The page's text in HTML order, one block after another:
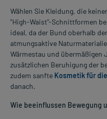
Wählen Sie Kleidung, die
"High-Waist"-Schnittformen
ideal, da der Bund oberhalb
atmungsaktive
Wärmestau und übermäßigen
zusätzlichen Beruhigung der
zudem sanfte Kosmetik für
danach.
Wie beeinflussen Bewegung